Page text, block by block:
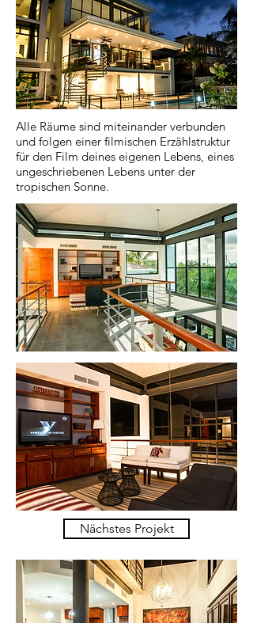
Alle Räume sind miteinander verbunden
und folgen einer filmischen Erzählstruktur
für den Film deines eigenen Lebens, eines
ungeschriebenen Lebens unter der
tropischen Sonne.
Nächstes Projekt
🌟 Welcome to our
help center!
Tell us, how can we solve your issue?
Catherine
Tap to chat